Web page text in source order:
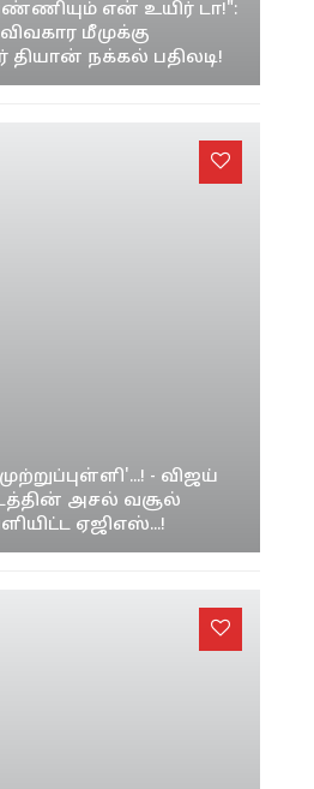
என் உயிர் டா!":
மீமுக்கு
- விஜய்
அசல் வசூல்